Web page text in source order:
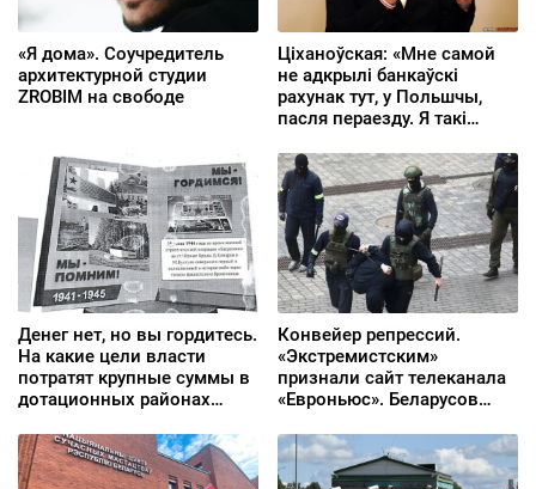
«Я дома». Соучредитель
архитектурной студии
ZROBIM на свободе
Ціханоўская: «Мне самой
не адкрылі банкаўскі
рахунак тут, у Польшчы,
пасля пераезду. Я такі
Денег нет, но вы гордитесь.
На какие цели власти
потратят крупные суммы в
дотационных районах
Конвейер репрессий.
«Экстремистским»
признали сайт телеканала
«Евроньюс». Беларусов
ответственности за
комментарии в Threads